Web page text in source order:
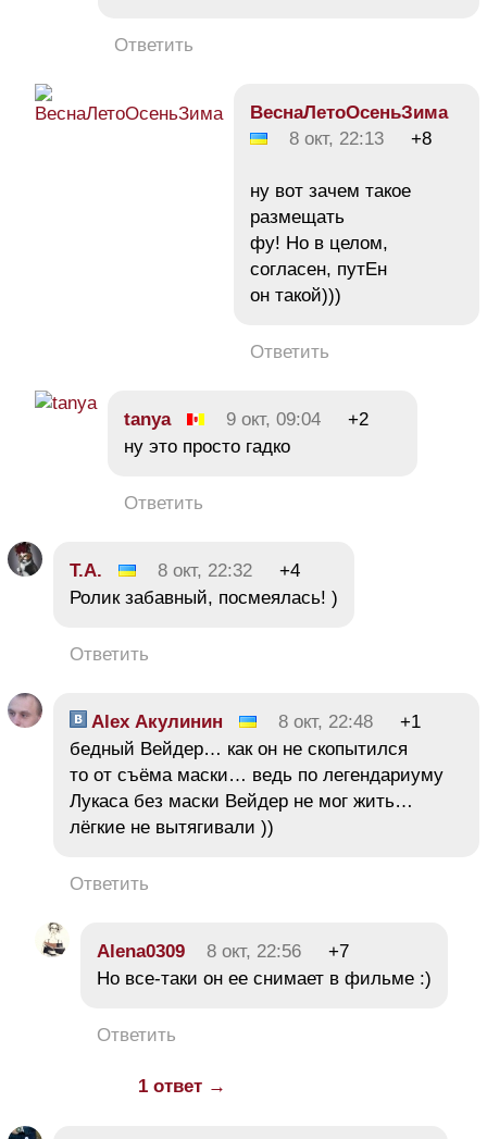
Ответить
ВеснаЛетоОсеньЗима
8 окт, 22:13
+8
ну вот зачем такое
размещать
фу! Но в целом,
согласен, путЕн
он такой)))
Ответить
tanya 9 окт, 09:04
+2
ну это просто гадко
Ответить
Т.А. 8 окт, 22:32
+4
Ролик забавный, посмеялась! )
Ответить
Alex Акулинин 8 окт, 22:48
+1
бедный Вейдер… как он не скопытился
то от съёма маски… ведь по легендариуму
Лукаса без маски Вейдер не мог жить…
лёгкие не вытягивали ))
Ответить
Alena0309 8 окт, 22:56
+7
Но все-таки он ее снимает в фильме :)
Ответить
1 ответ →